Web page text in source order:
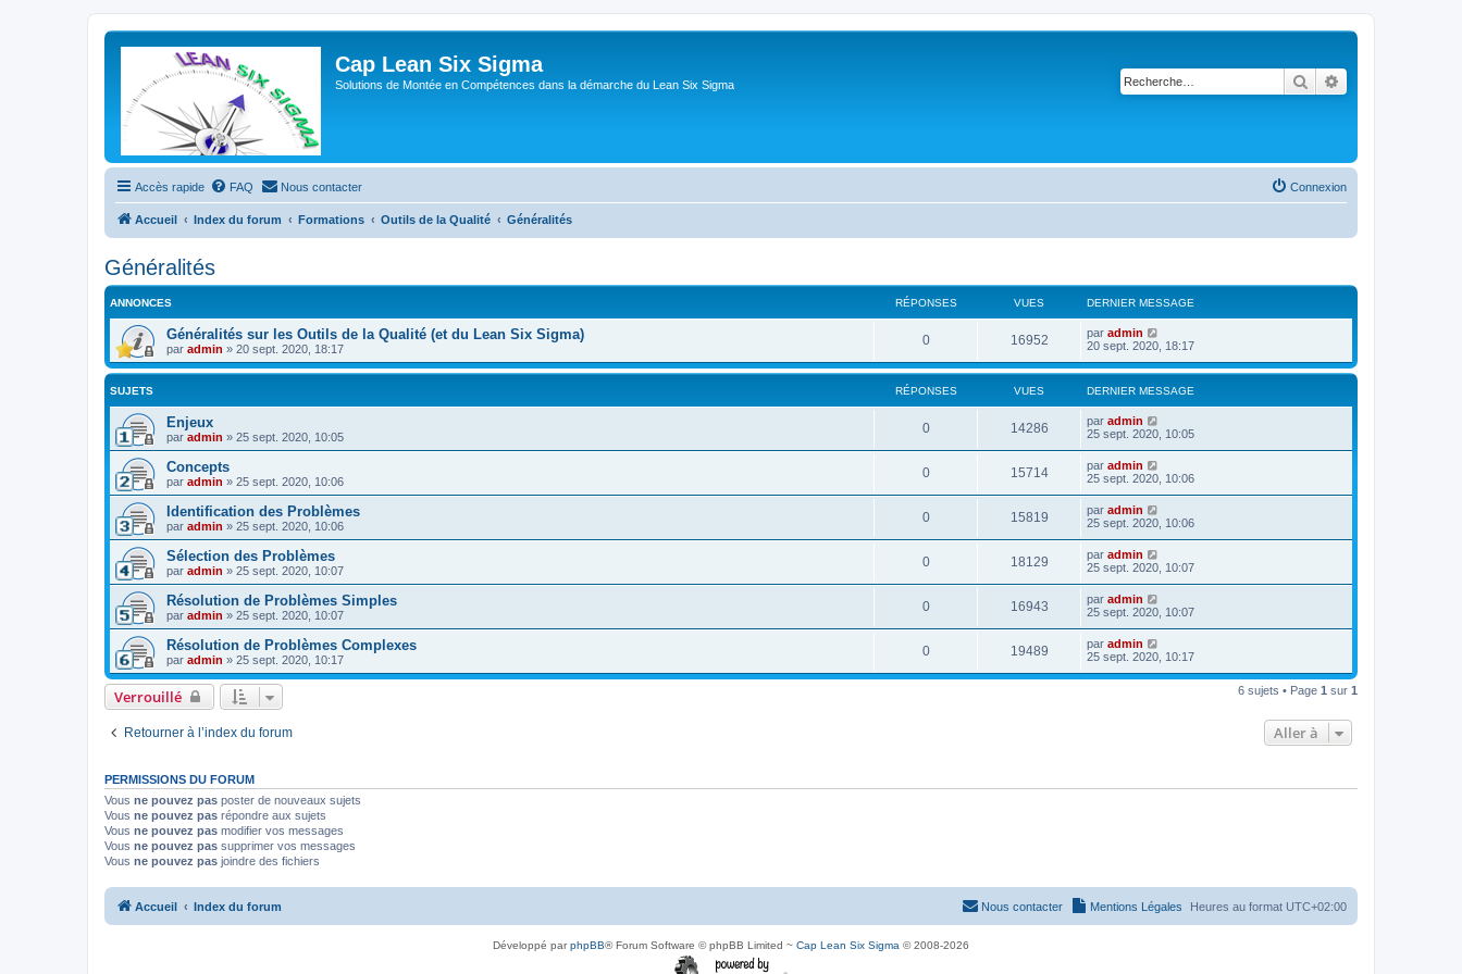
Cap Lean Six Sigma
Solutions de Montée en Compétences dans la démarche du Lean Six Sigma Rechercher
Accès rapide FAQ Nous contacter Connexion
Accueil Index du forum Formations Outils de la Qualité Généralités
Généralités
ANNONCES RÉPONSES VUES DERNIER MESSAGE
Généralités sur les Outils de la Qualité (et du Lean Six Sigma)
par admin » 20 sept. 2020, 18:17
0 16952 par admin
20 sept. 2020, 18:17
SUJETS RÉPONSES VUES DERNIER MESSAGE
Enjeux
par admin » 25 sept. 2020, 10:05
0 14286 par admin
25 sept. 2020, 10:05
Concepts
par admin » 25 sept. 2020, 10:06
0 15714 par admin
25 sept. 2020, 10:06
Identification des Problèmes
par admin » 25 sept. 2020, 10:06
0 15819 par admin
25 sept. 2020, 10:06
Sélection des Problèmes
par admin » 25 sept. 2020, 10:07
0 18129 par admin
25 sept. 2020, 10:07
Résolution de Problèmes Simples
par admin » 25 sept. 2020, 10:07
0 16943 par admin
25 sept. 2020, 10:07
Résolution de Problèmes Complexes
par admin » 25 sept. 2020, 10:17
0 19489 par admin
25 sept. 2020, 10:17
Verrouillé 6 sujets • Page 1 sur 1
Retourner à l’index du forum Aller à
PERMISSIONS DU FORUM
Vous ne pouvez pas poster de nouveaux sujets
Vous ne pouvez pas répondre aux sujets
Vous ne pouvez pas modifier vos messages
Vous ne pouvez pas supprimer vos messages
Vous ne pouvez pas joindre des fichiers
Accueil Index du forum Heures au format UTC+02:00
Mentions Légales
Nous contacter
Développé parphpBB® Forum Software © phpBB Limited ~ Cap Lean Six Sigma © 2008-2026